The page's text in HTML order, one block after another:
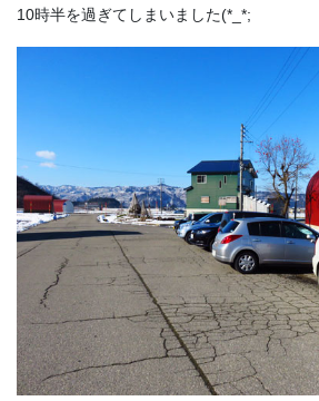
10時半を過ぎてしまいました(*_*;